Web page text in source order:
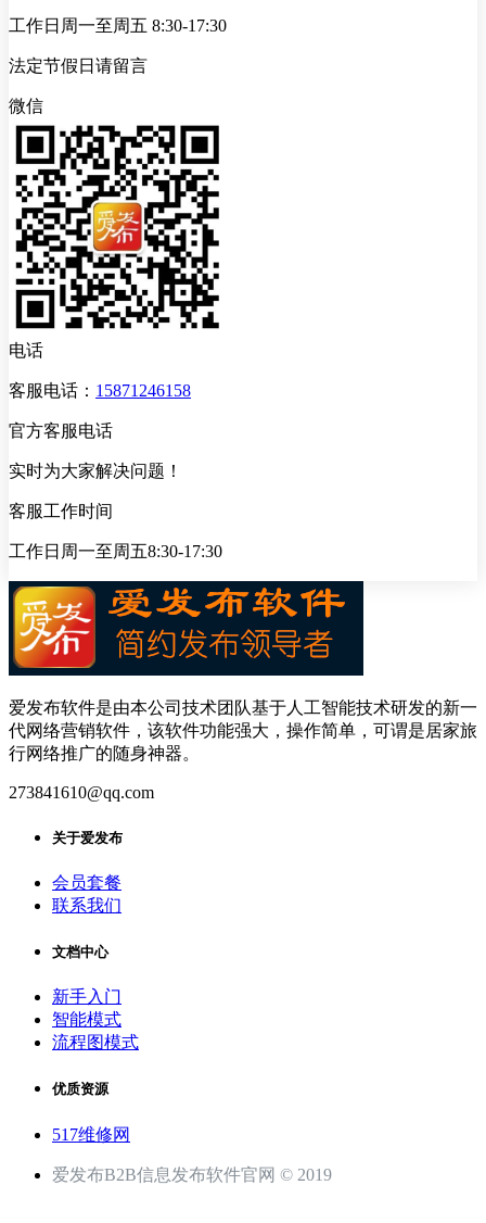
工作日周一至周五 8:30-17:30
法定节假日请留言
微信
电话
客服电话： 15871246158
官方客服电话
实时为大家解决问题！
客服工作时间
工作日周一至周五8:30-17:30
爱发布软件是由本公司技术团队基于人工智能技术研发的新一
代网络营销软件，该软件功能强大，操作简单，可谓是居家旅
行网络推广的随身神器。
273841610@qq.com
关于爱发布
会员套餐
联系我们
文档中心
新手入门
智能模式
流程图模式
优质资源
517维修网
爱发布B2B信息发布软件官网 © 2019